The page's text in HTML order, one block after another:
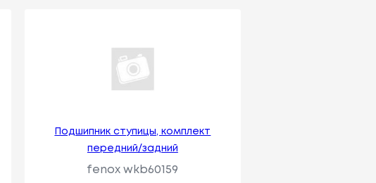
Подшипник ступицы, комплект
передний/задний
fenox wkb60159